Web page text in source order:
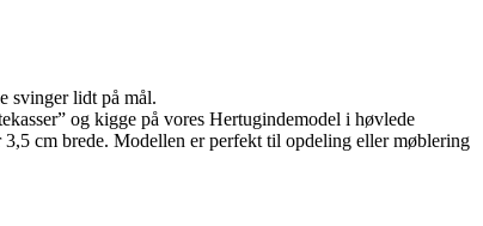
svinger lidt på mål.
og kigge på vores Hertugindemodel i høvlede
3,5 cm brede. Modellen er perfekt til opdeling eller møblering